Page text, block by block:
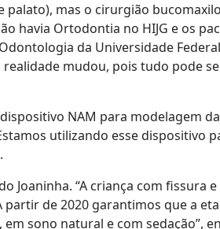
mas o cirurgião
havia Ortodontia no HIJG e os
da Universidade
mudou, pois tudo pode
NAM para modelagem
utilizando esse dispositivo
Joaninha. “A criança com fissura
de 2020 garantimos que a
sono natural e com sedação”,